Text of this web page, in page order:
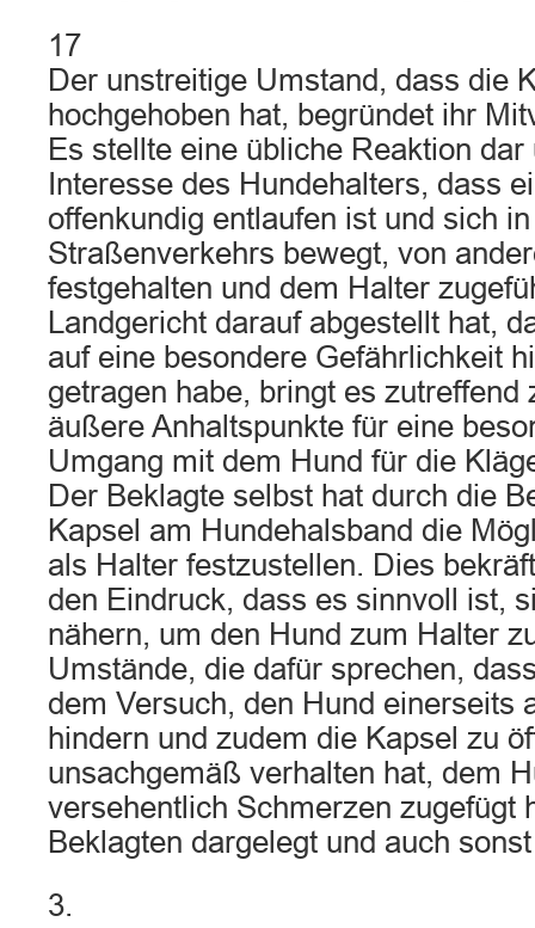
17
Der unstreitige Umstand, dass die
hochgehoben hat, begründet ihr
Es stellte eine übliche Reaktion
Interesse des Hundehalters, dass
offenkundig entlaufen ist und sich
Straßenverkehrs bewegt, von
festgehalten und dem Halter
Landgericht darauf abgestellt hat,
auf eine besondere Gefährlichkeit
getragen habe, bringt es zutreffend
äußere Anhaltspunkte für eine
Umgang mit dem Hund für die
Der Beklagte selbst hat durch die
Kapsel am Hundehalsband die
als Halter festzustellen. Dies
den Eindruck, dass es sinnvoll ist,
nähern, um den Hund zum Halter
Umstände, die dafür sprechen,
dem Versuch, den Hund einerseits
hindern und zudem die Kapsel zu
unsachgemäß verhalten hat, dem
versehentlich Schmerzen zugefügt
Beklagten dargelegt und auch
3.